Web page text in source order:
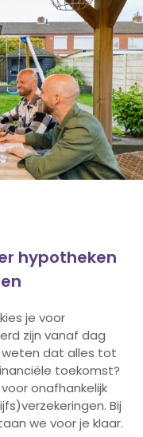
hypotheken
je voor
zijn vanaf dag
weten dat alles tot
toekomst?
onafhankelijk
Bij
we voor je klaar.